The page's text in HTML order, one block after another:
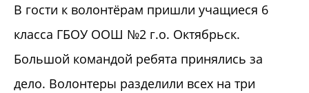
В гости к волонтёрам пришли учащиеся 6
класса ГБОУ ООШ №2 г.о. Октябрьск.
Большой командой ребята принялись за
дело. Волонтеры разделили всех на три